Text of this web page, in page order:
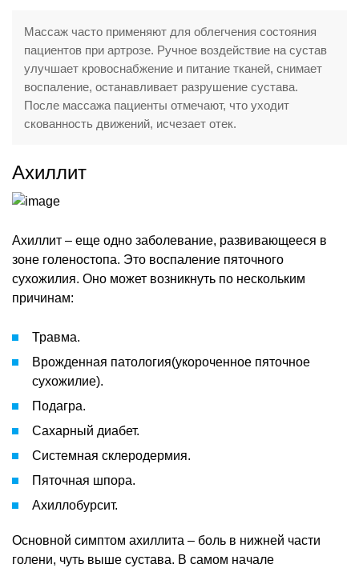
Массаж часто применяют для облегчения состояния
пациентов при артрозе. Ручное воздействие на сустав
улучшает кровоснабжение и питание тканей, снимает
воспаление, останавливает разрушение сустава.
После массажа пациенты отмечают, что уходит
скованность движений, исчезает отек.
Ахиллит
Ахиллит – еще одно заболевание, развивающееся в
зоне голеностопа. Это воспаление пяточного
сухожилия. Оно может возникнуть по нескольким
причинам:
Травма.
Врожденная патология(укороченное пяточное
сухожилие).
Подагра.
Сахарный диабет.
Системная склеродермия.
Пяточная шпора.
Ахиллобурсит.
Основной симптом ахиллита – боль в нижней части
голени, чуть выше сустава. В самом начале